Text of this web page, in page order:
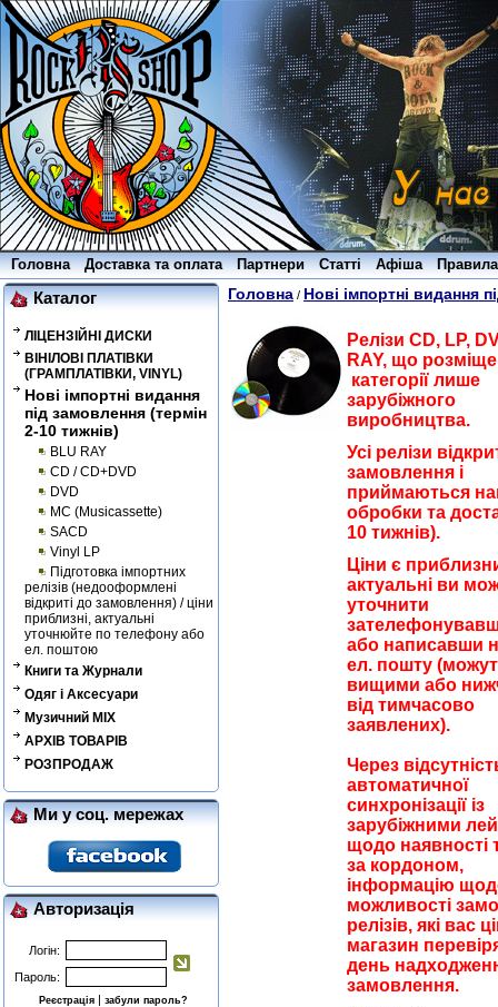
Головна Доставка та оплата Партнери Статті Афіша
Каталог
ЛІЦЕНЗІЙНІ ДИСКИ
ВІНІЛОВІ ПЛАТІВКИ
(ГРАМПЛАТІВКИ, VINYL)
Нові імпортні видання
під замовлення (термін
2-10 тижнів)
BLU RAY
CD / CD+DVD
DVD
MC (Musicassette)
SACD
Vinyl LP
Підготовка імпортних
релізів (недооформлені
відкриті до замовлення) / ціни
приблизні, актуальні
уточнюйте по телефону або
ел. поштою
Книги та Журнали
Одяг і Аксесуари
Музичний MIX
АРХІВ ТОВАРІВ
РОЗПРОДАЖ
Ми у соц. мережах
Авторизація
Логін:
Пароль:
Реєстрація |забули пароль?
Головна / Нові імпортні видання
Релізи CD, LP,
RAY, що
категорії лише
зарубіжного
виробництва.
Усі релізи
замовлення і
приймаються
обробки та
10 тижнів).
Ціни є
актуальні ви
уточнити
або написавши
ел. пошту
вищими або
від тимчасово
заявлених).
Через
автоматичної
синхронізації із
зарубіжними
щодо наявності
за кордоном,
інформацію
можливості
релізів, які вас
магазин
день
замовлення.